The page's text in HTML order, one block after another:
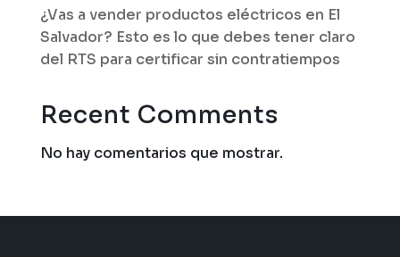
¿Vas a vender productos eléctricos en El
Salvador? Esto es lo que debes tener claro
del RTS para certificar sin contratiempos
Recent Comments
No hay comentarios que mostrar.